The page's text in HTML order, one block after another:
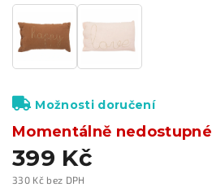
399 Kč
330 Kč bez DPH
Momentálně nedostupné
Možnosti doručení